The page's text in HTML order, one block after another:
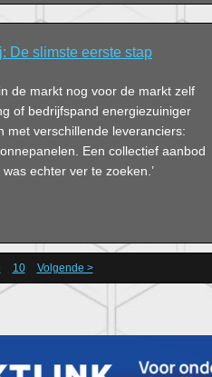
De slimste eerste stap
de markt nog voor de markt zelf
of bedrijfspand energiezuiniger
met verschillende leveranciers:
Een collectief aanbod
echter ver te zoeken.’
10 Volgende >